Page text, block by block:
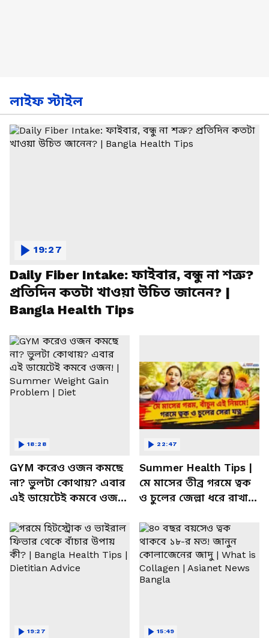
লাইফ স্টাইল
Daily Fiber Intake: ফাইবার, বন্ধু না শত্রু?
প্রতিদিন কতটা খাওয়া উচিত জানেন? |
Bangla Health Tips
19:27
GYM করেও ওজন কমছে
না? ভুলটা কোথায়? এবার
এই ডায়েটেই কমবে ওজন!
Problem | Diet
18:28
Summer Health Tips |
মে মাসের তীব্র গরমে ত্বক
ও চুলের জেল্লা ধরে রাখার
22:47
19:27 15:49